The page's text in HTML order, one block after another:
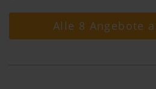
Alle 8 Angebote